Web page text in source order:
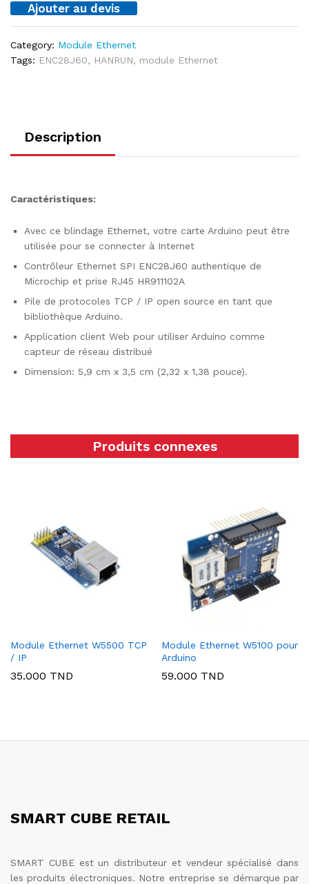
Ajouter au devis
Category: Module Ethernet
Tags: ENC28J60, HANRUN, module Ethernet
Description
Caractéristiques:
Avec ce blindage Ethernet, votre carte Arduino peut être
utilisée pour se connecter à Internet
Contrôleur Ethernet SPI ENC28J60 authentique de
Microchip et prise RJ45 HR911102A
Pile de protocoles TCP / IP open source en tant que
bibliothèque Arduino.
Application client Web pour utiliser Arduino comme
capteur de réseau distribué
Dimension: 5,9 cm x 3,5 cm (2,32 x 1,38 pouce).
Produits connexes
Module Ethernet W5500 TCP
/ IP
35.000 TND
Module Ethernet W5100 pour
Arduino
59.000 TND
SMART CUBE RETAIL
SMART CUBE est un distributeur et vendeur spécialisé dans
les produits électroniques. Notre entreprise se démarque par